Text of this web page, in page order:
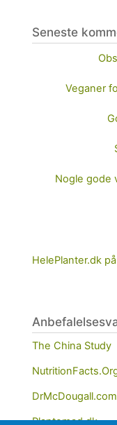
Seneste
Veganer
Nogle gode
HelePlanter.dk
The China Study
DrMcDougall.com
Plantemad.dk